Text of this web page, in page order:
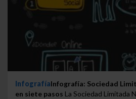
InfografíaInfografía: Sociedad
en siete pasos La Sociedad Limitada